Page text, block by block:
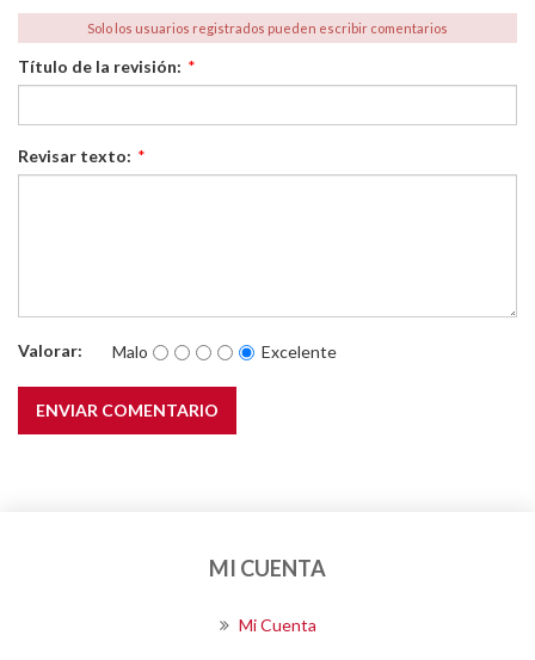
Solo los usuarios registrados pueden escribir comentarios
Título de la revisión: *
Revisar texto: *
Valorar: Malo Excelente
ENVIAR COMENTARIO
MI CUENTA
Mi Cuenta